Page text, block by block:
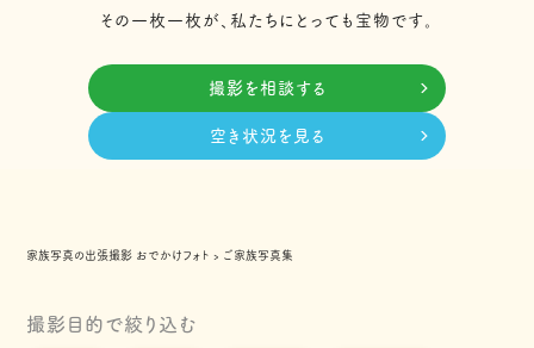
その一枚一枚が、私たちにとっても宝物です。
撮影を相談する
空き状況を見る
家族写真の出張撮影 おでかけフォト › ご家族写真集
撮影目的で絞り込む